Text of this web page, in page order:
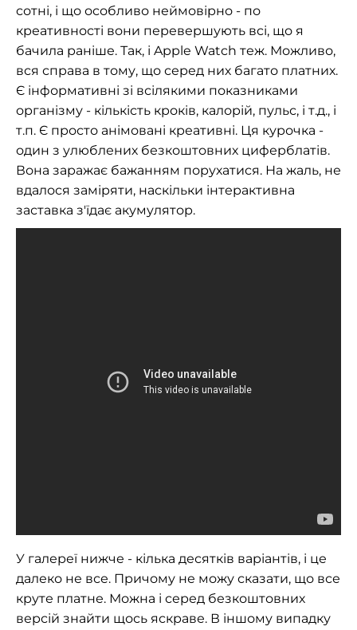
сотні, і що особливо неймовірно - по
креативності вони перевершують всі, що я
бачила раніше. Так, і Apple Watch теж. Можливо,
вся справа в тому, що серед них багато платних.
Є інформативні зі всілякими показниками
організму - кількість кроків, калорій, пульс, і т.д., і
т.п. Є просто анімовані креативні. Ця курочка -
один з улюблених безкоштовних циферблатів.
Вона заражає бажанням порухатися. На жаль, не
вдалося заміряти, наскільки інтерактивна
заставка з'їдає акумулятор.
У галереї нижче - кілька десятків варіантів, і це
далеко не все. Причому не можу сказати, що все
круте платне. Можна і серед безкоштовних
версій знайти щось яскраве. В іншому випадку